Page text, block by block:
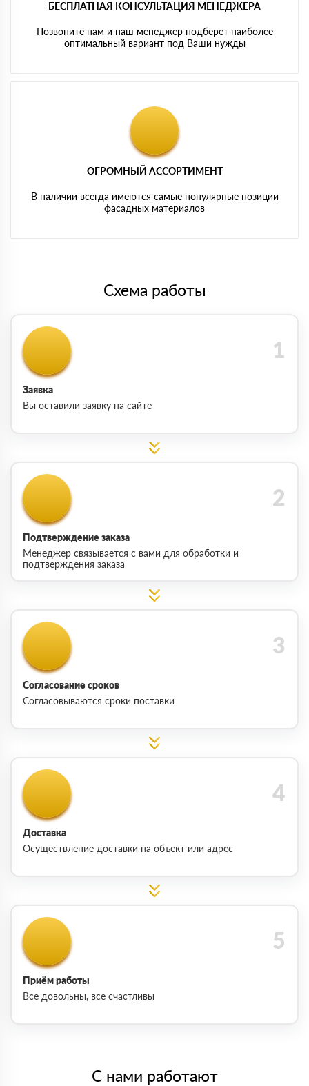
БЕСПЛАТНАЯ КОНСУЛЬТАЦИЯ МЕНЕДЖЕРА
Позвоните нам и наш менеджер подберет наиболее
оптимальный вариант под Ваши нужды
ОГРОМНЫЙ АССОРТИМЕНТ
В наличии всегда имеются самые популярные позиции
фасадных материалов
Схема работы
Заявка
Вы оставили заявку на сайте
Подтверждение заказа
Менеджер связывается с вами для обработки и
подтверждения заказа
Согласование сроков
Согласовываются сроки поставки
Доставка
Осуществление доставки на объект или адрес
Приём работы
Все довольны, все счастливы
С нами работают